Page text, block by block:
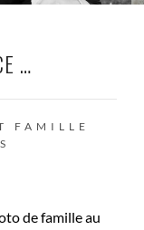
…
FAMILLE
de famille au